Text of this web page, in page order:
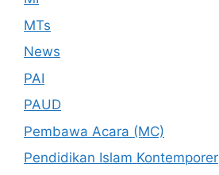
MTs
News
PAI
PAUD
Pembawa Acara (MC)
Pendidikan Islam Kontemporer